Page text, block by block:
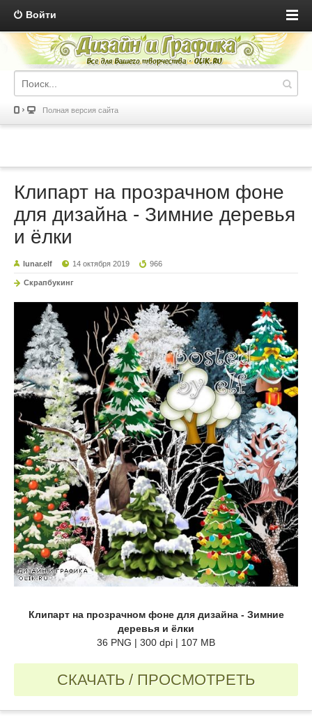
Войти
Полная версия сайта
Клипарт на прозрачном фоне
для дизайна - Зимние деревья
и ёлки
lunar.elf 14 октября 2019 966
Скрапбукинг
Клипарт на прозрачном фоне для дизайна - Зимние
деревья и ёлки
36 PNG | 300 dpi | 107 MB
СКАЧАТЬ / ПРОСМОТРЕТЬ